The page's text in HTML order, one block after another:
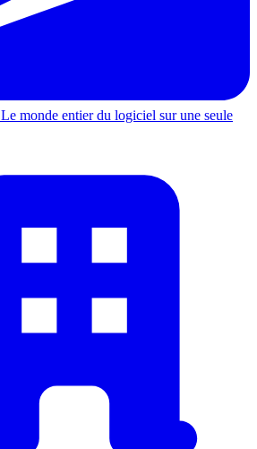
Le monde entier du logiciel sur une seule